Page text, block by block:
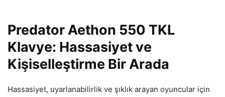
Predator Aethon 550 TKL
Klavye: Hassasiyet ve
Kişiselleştirme Bir Arada
Hassasiyet, uyarlanabilirlik ve şıklık arayan oyuncular için